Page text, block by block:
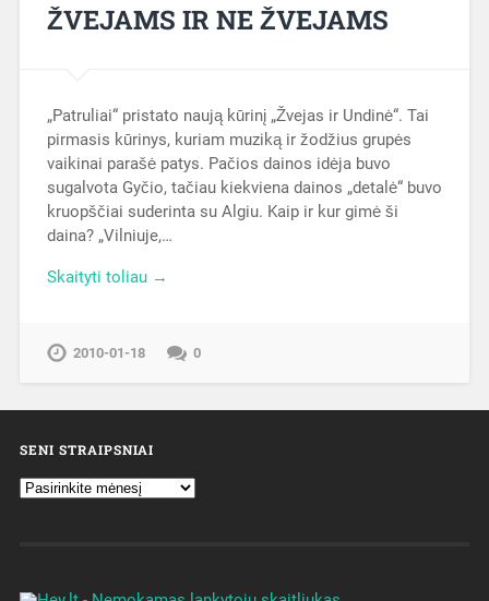
ŽVEJAMS IR NE ŽVEJAMS
„Patruliai“ pristato naują kūrinį „Žvejas ir Undinė“. Tai
pirmasis kūrinys, kuriam muziką ir žodžius grupės
vaikinai parašė patys. Pačios dainos idėja buvo
sugalvota Gyčio, tačiau kiekviena dainos „detalė“ buvo
kruopščiai suderinta su Algiu. Kaip ir kur gimė ši
daina? „Vilniuje,…
Skaityti toliau →
2010-01-18 0
SENI STRAIPSNIAI